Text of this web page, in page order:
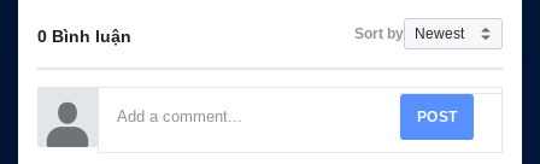
0 Bình luận Sort by
POST